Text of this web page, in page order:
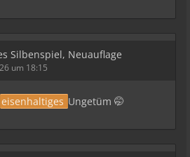
Silbenspiel, Neuauflage
um 18:15
eisenhaltiges Ungetüm 🤭